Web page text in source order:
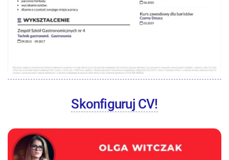
Skonfiguruj CV!